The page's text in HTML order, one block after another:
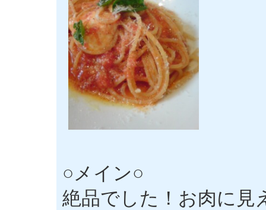
○メイン○
絶品でした！お肉に見